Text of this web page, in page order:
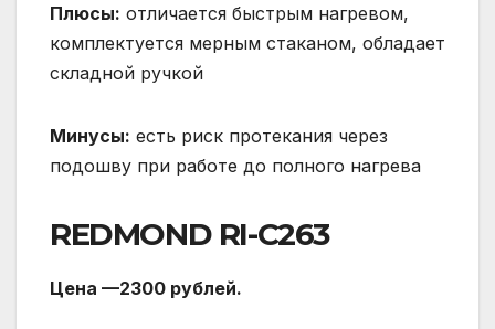
Плюсы: отличается быстрым нагревом,
комплектуется мерным стаканом, обладает
складной ручкой
Минусы: есть риск протекания через
подошву при работе до полного нагрева
REDMOND RI-C263
Цена —2300 рублей.